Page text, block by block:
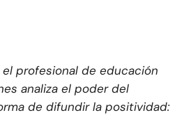
profesional de educación
analiza el poder del
de difundir la positividad: